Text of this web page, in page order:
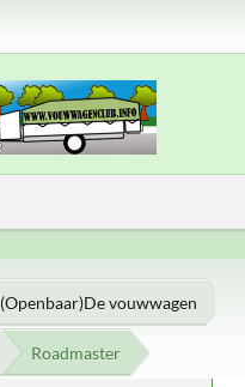
(Openbaar)De vouwwagen
Roadmaster